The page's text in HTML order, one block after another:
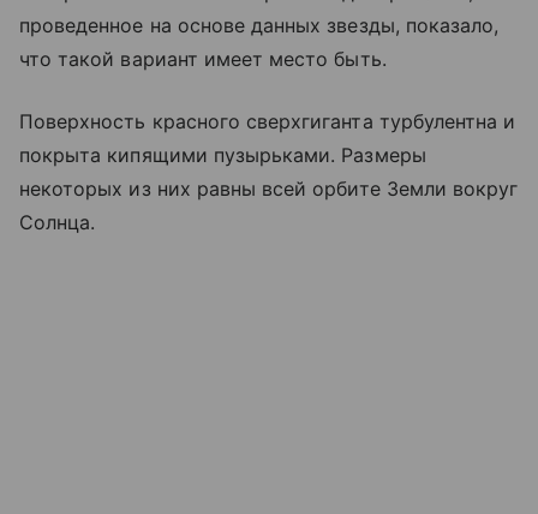
проведенное на основе данных звезды, показало,
что такой вариант имеет место быть.
Поверхность красного сверхгиганта турбулентна и
покрыта кипящими пузырьками. Размеры
некоторых из них равны всей орбите Земли вокруг
Солнца.